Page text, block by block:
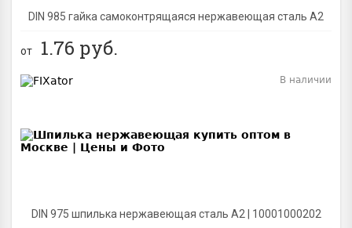
DIN 985 гайка самоконтрящаяся нержавеющая сталь A2
от 1.76 руб.
DIN 975 шпилька нержавеющая сталь A2 | 10001000202
В наличии